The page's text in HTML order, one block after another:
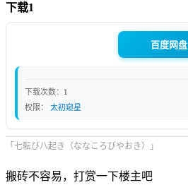
下载1
百度网盘
下载次数： 1
权限：
太初窥星
「七転び八起き（ななころびやおき）」
搬砖不容易，打赏一下楼主吧